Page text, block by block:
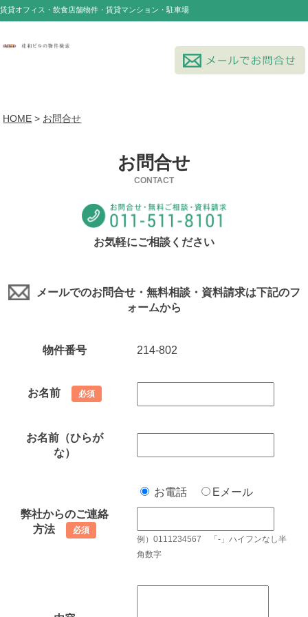
賃貸オフィス・飲食店舗物件・賃貸マンション・駐車場
HOME > お問合せ
お問合せ
CONTACT
お気軽にご相談ください
メールでのお問合せ・無料相談・資料請求は下記のフ
ォームから
物件番号 214-802
お名前 必須
お名前（ひらが
な）
弊社からのご連絡
方法
必須
お電話 Eメール
例）0111234567 「-」ハイフンなし半
角数字